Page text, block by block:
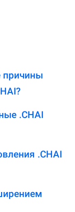
причины
.CHAI
.CHAI